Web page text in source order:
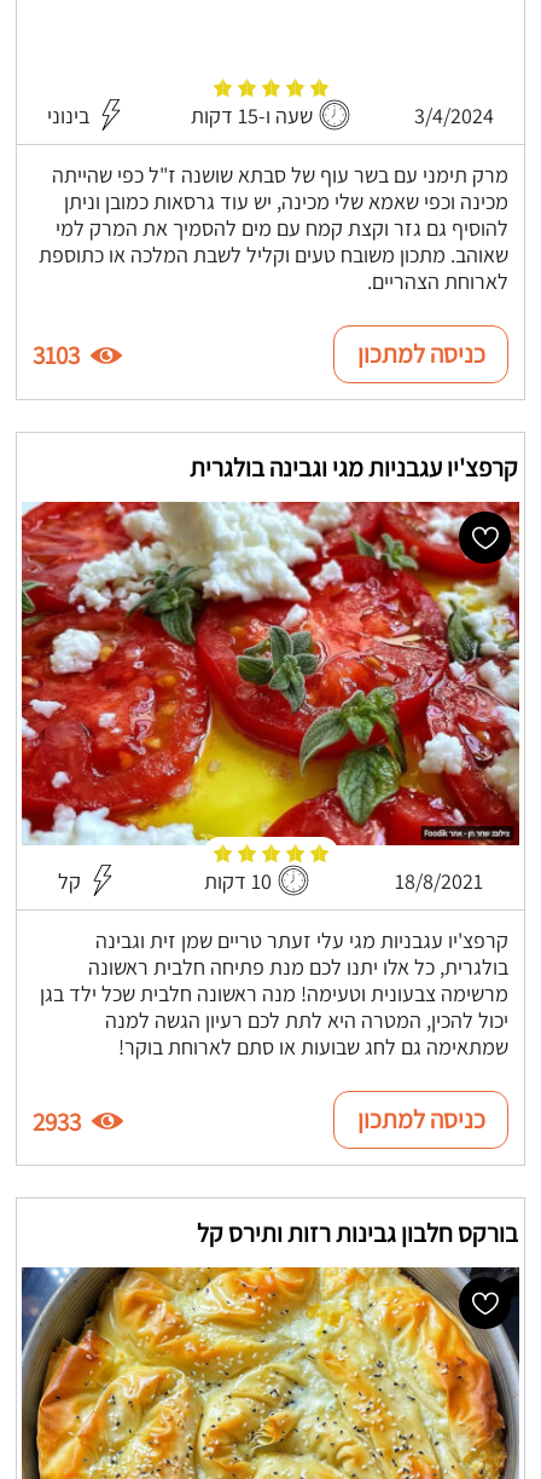
3/4/2024 שעה ו-15 דקות בינוני
מרק תימני עם בשר עוף של סבתא שושנה ז"ל כפי שהייתה
מכינה וכפי שאמא שלי מכינה, יש עוד גרסאות כמובן וניתן
להוסיף גם גזר וקצת קמח עם מים להסמיך את המרק למי
שאוהב. מתכון משובח טעים וקליל לשבת המלכה או כתוספת
לארוחת הצהריים.
כניסה למתכון 3103
קרפצ'יו עגבניות מגי וגבינה בולגרית
18/8/2021 10 דקות קל
קרפצ'יו עגבניות מגי עלי זעתר טריים שמן זית וגבינה
בולגרית, כל אלו יתנו לכם מנת פתיחה חלבית ראשונה
מרשימה צבעונית וטעימה! מנה ראשונה חלבית שכל ילד בגן
יכול להכין, המטרה היא לתת לכם רעיון הגשה למנה
שמתאימה גם לחג שבועות או סתם לארוחת בוקר!
כניסה למתכון 2933
בורקס חלבון גבינות רזות ותירס קל